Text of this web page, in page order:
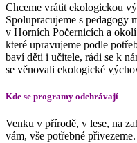
Chceme vrátit ekologickou
Spolupracujeme s pedagogy
v Horních Počernicích a
které upravujeme podle
baví děti i učitele, rádi se k
se věnovali ekologické
Kde se programy odehrávají
Venku v přírodě, v lese, na
vám, vše potřebné přivezeme.